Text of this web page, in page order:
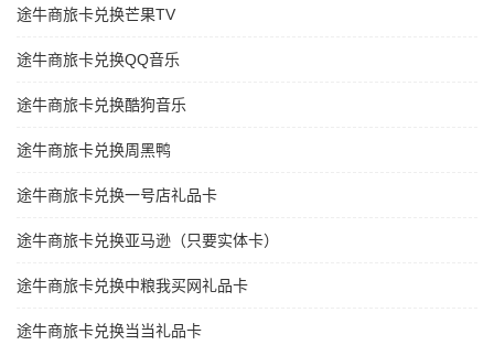
途牛商旅卡兑换芒果TV
途牛商旅卡兑换QQ音乐
途牛商旅卡兑换酷狗音乐
途牛商旅卡兑换周黑鸭
途牛商旅卡兑换一号店礼品卡
途牛商旅卡兑换亚马逊（只要实体卡）
途牛商旅卡兑换中粮我买网礼品卡
途牛商旅卡兑换当当礼品卡